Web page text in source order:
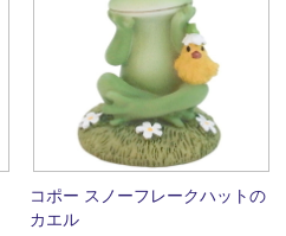
コポー スノーフレークハットの
カエル